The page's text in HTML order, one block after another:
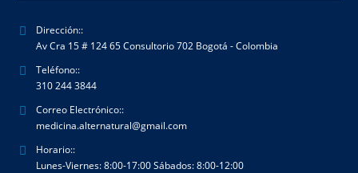
Dirección::
Av Cra 15 # 124 65 Consultorio 702 Bogotá - Colombia
Teléfono::
310 244 3844
Correo Electrónico::
medicina.alternatural@gmail.com
Horario::
Lunes-Viernes: 8:00-17:00 Sábados: 8:00-12:00